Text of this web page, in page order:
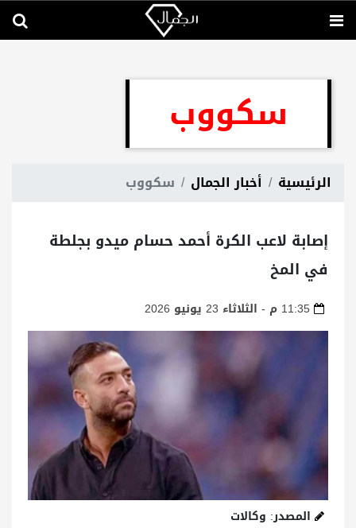
سكووب
الرئيسية أخبار الجمال سكووب
إصابة لاعب الكرة أحمد حسام ميدو بجلطة
في المخ
المصدر: وكالات